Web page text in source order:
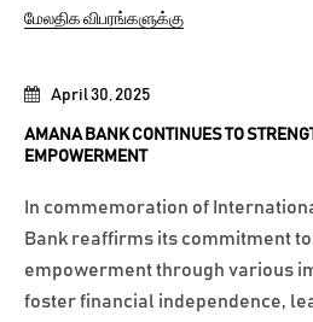
April 30, 2025
AMANA BANK CONTINUES TO
EMPOWERMENT
In commemoration of
Bank reaffirms its commitment to
empowerment through various
foster financial independence,
மேலதிக விபரங்களுக்கு